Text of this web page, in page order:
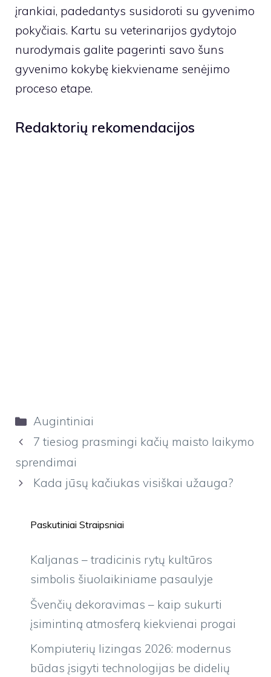
įrankiai, padedantys susidoroti su gyvenimo
pokyčiais. Kartu su veterinarijos gydytojo
nurodymais galite pagerinti savo šuns
gyvenimo kokybę kiekviename senėjimo
proceso etape.
Redaktorių rekomendacijos
Kategorijos
Augintiniai
7 tiesiog prasmingi kačių maisto laikymo
sprendimai
Kada jūsų kačiukas visiškai užauga?
Paskutiniai Straipsniai
Kaljanas – tradicinis rytų kultūros
simbolis šiuolaikiniame pasaulyje
Švenčių dekoravimas – kaip sukurti
įsimintiną atmosferą kiekvienai progai
Kompiuterių lizingas 2026: modernus
būdas įsigyti technologijas be didelių